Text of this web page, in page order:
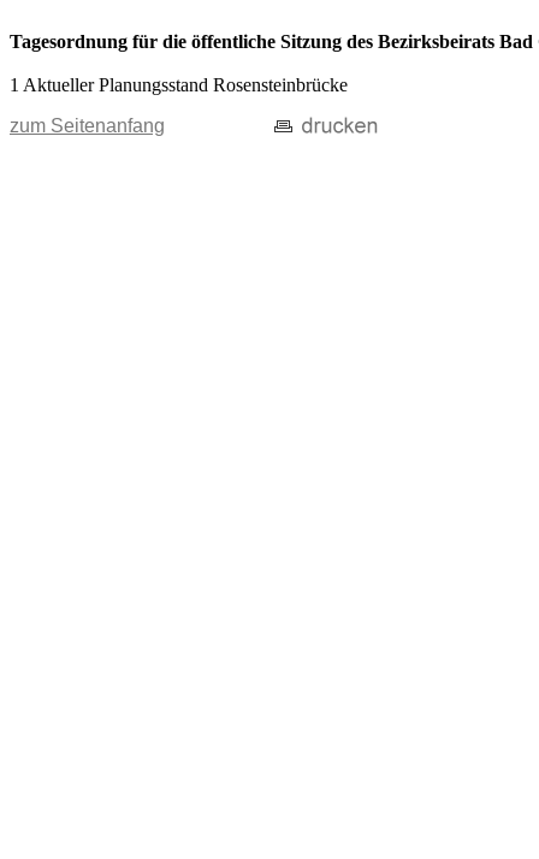
Tagesordnung für die öffentliche Sitzung des Bezirksbeirats
1 Aktueller Planungsstand Rosensteinbrücke
zum Seitenanfang